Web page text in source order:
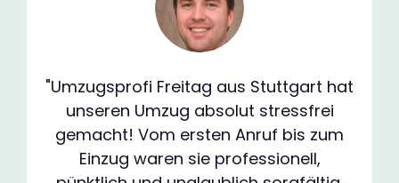
"Umzugsprofi Freitag aus Stuttgart hat
unseren Umzug absolut stressfrei
gemacht! Vom ersten Anruf bis zum
Einzug waren sie professionell,